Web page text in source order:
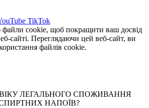
TikTok
cookie, щоб покращити ваш досвід
сайті. Переглядаючи цей веб-сайт, ви
файлів cookie.
ЛЕГАЛЬНОГО СПОЖИВАННЯ
НАПОЇВ?